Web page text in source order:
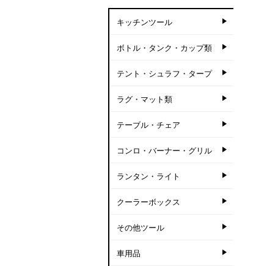
キッチンツール
ボトル・タンク・カップ類
テント・シュラフ・タープ
ラグ・マット類
テーブル・チェア
コンロ・バーナー・グリル
ランタン・ライト
クーラーボックス
その他ツール
車用品